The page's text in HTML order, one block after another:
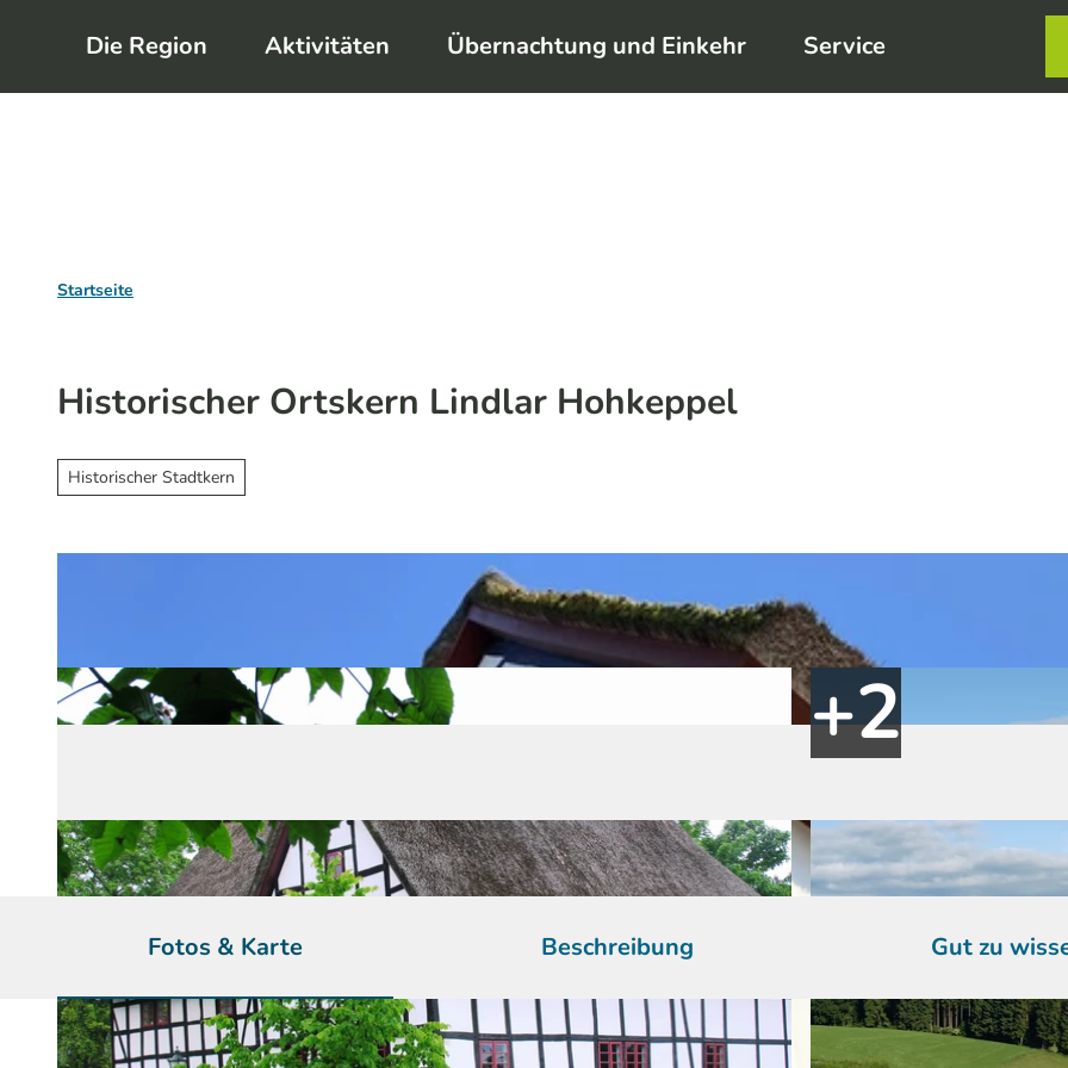
m
Die Region Aktivitäten Übernachtung und Einkehr Service
Startseite
Historischer Ortskern Lindlar Hohkeppel
Historischer Stadtkern
Fotos & Karte Beschreibung Gut zu